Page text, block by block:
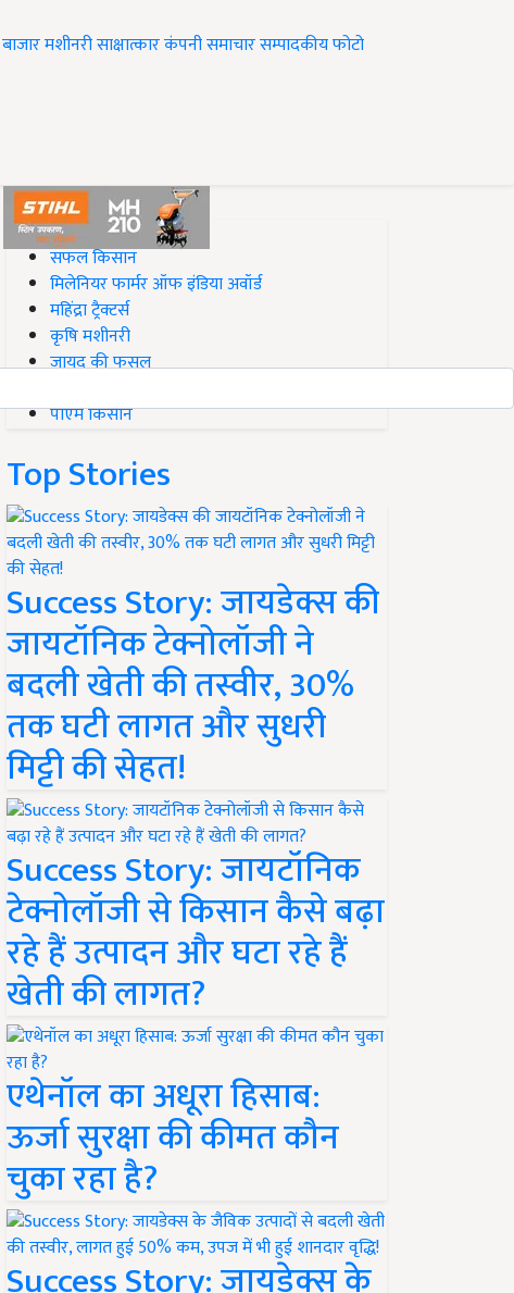
बाजारमशीनरीसाक्षात्कारकंपनी समाचारसम्पादकीयफोटो
#Top on Krishi Jagran
सफल किसान
मिलेनियर फार्मर ऑफ इंडिया अवॉर्ड
महिंद्रा ट्रैक्टर्स
कृषि मशीनरी
जायद की फसल
पीएम किसान
Top Stories
Success Story: जायडेक्स की
जायटॉनिक टेक्नोलॉजी ने
बदली खेती की तस्वीर, 30%
तक घटी लागत और सुधरी
मिट्टी की सेहत!
Success Story: जायटॉनिक
टेक्नोलॉजी से किसान कैसे बढ़ा
रहे हैं उत्पादन और घटा रहे हैं
खेती की लागत?
एथेनॉल का अधूरा हिसाब:
ऊर्जा सुरक्षा की कीमत कौन
चुका रहा है?